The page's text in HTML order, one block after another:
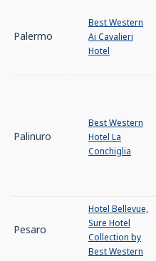
Palermo
Best Western
Ai Cavalieri
Hotel
Palinuro
Best Western
Hotel La
Conchiglia
Pesaro
Hotel Bellevue,
Sure Hotel
Collection by
Best Western